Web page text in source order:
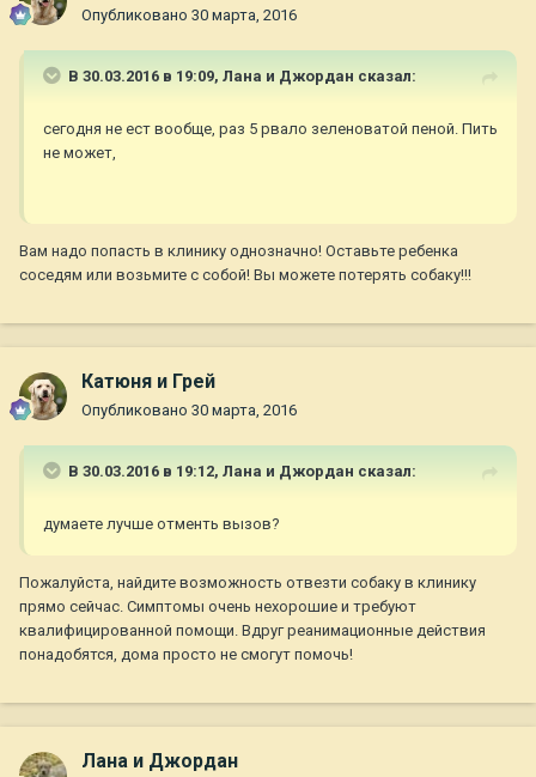
Опубликовано 30 марта, 2016
В 30.03.2016 в 19:09, Лана и Джордан сказал:
сегодня не ест вообще, раз 5 рвало зеленоватой пеной. Пить
не может,
Вам надо попасть в клинику однозначно! Оставьте ребенка
соседям или возьмите с собой! Вы можете потерять собаку!!!
Катюня и Грей
Опубликовано 30 марта, 2016
В 30.03.2016 в 19:12, Лана и Джордан сказал:
думаете лучше отменть вызов?
Пожалуйста, найдите возможность отвезти собаку в клинику
прямо сейчас. Симптомы очень нехорошие и требуют
квалифицированной помощи. Вдруг реанимационные действия
понадобятся, дома просто не смогут помочь!
Лана и Джордан